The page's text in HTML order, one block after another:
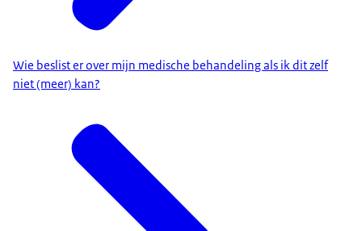
Wie beslist er over mijn medische behandeling als ik dit zelf
niet (meer) kan?